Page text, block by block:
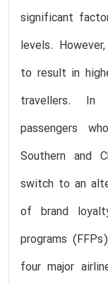
significant
levels.
to result in
travellers. In
passengers
Southern and
switch to an
of brand
programs
four major